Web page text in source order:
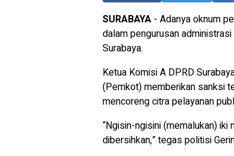
SURABAYA - Adanya oknum
dalam pengurusan
Surabaya.
Ketua Komisi A DPRD
(Pemkot) memberikan sanksi
mencoreng citra pelayanan
“Ngisin-ngisini (memalukan)
dibersihkan,” tegas politisi